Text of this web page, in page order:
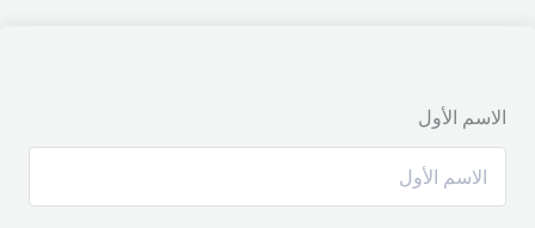
الاسم الأول